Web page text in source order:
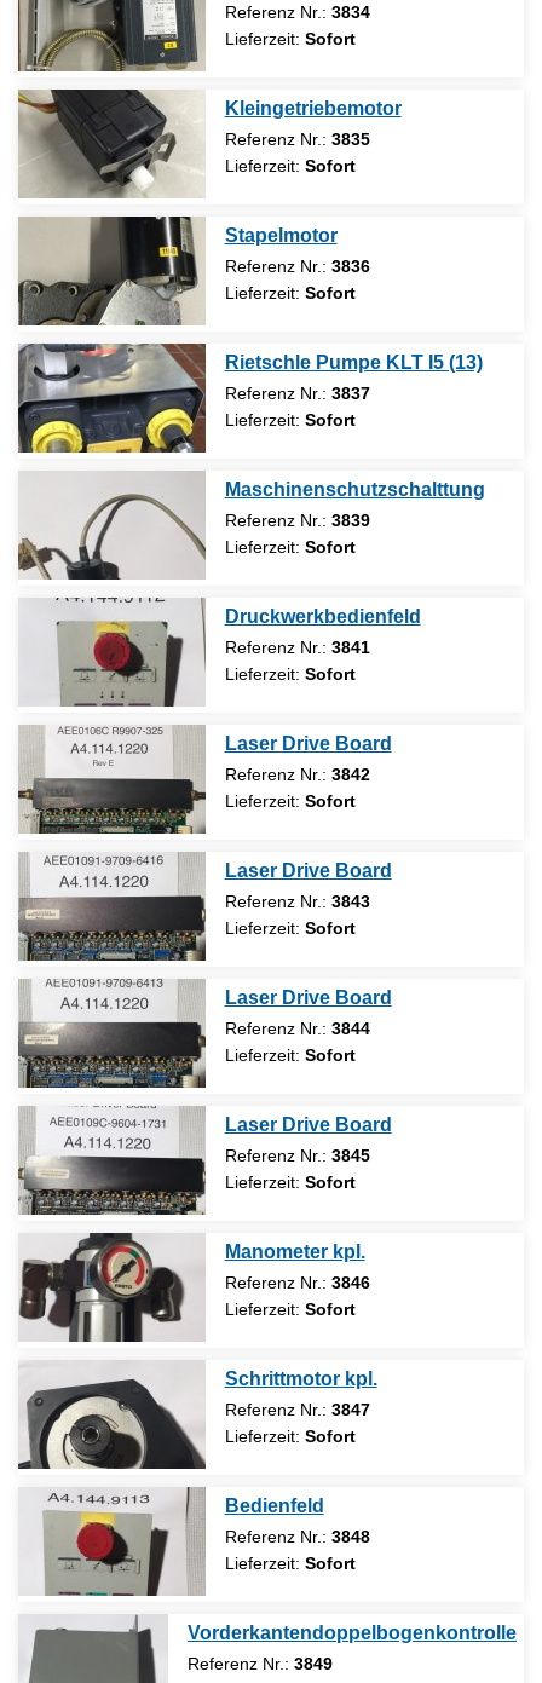
Referenz Nr.: 3834
Lieferzeit: Sofort
Kleingetriebemotor
Referenz Nr.: 3835
Lieferzeit: Sofort
Stapelmotor
Referenz Nr.: 3836
Lieferzeit: Sofort
Rietschle Pumpe KLT I5 (13)
Referenz Nr.: 3837
Lieferzeit: Sofort
Maschinenschutzschalttung
Referenz Nr.: 3839
Lieferzeit: Sofort
Druckwerkbedienfeld
Referenz Nr.: 3841
Lieferzeit: Sofort
Laser Drive Board
Referenz Nr.: 3842
Lieferzeit: Sofort
Laser Drive Board
Referenz Nr.: 3843
Lieferzeit: Sofort
Laser Drive Board
Referenz Nr.: 3844
Lieferzeit: Sofort
Laser Drive Board
Referenz Nr.: 3845
Lieferzeit: Sofort
Manometer kpl.
Referenz Nr.: 3846
Lieferzeit: Sofort
Schrittmotor kpl.
Referenz Nr.: 3847
Lieferzeit: Sofort
Bedienfeld
Referenz Nr.: 3848
Lieferzeit: Sofort
Vorderkantendoppelbogenkontrolle
Referenz Nr.: 3849